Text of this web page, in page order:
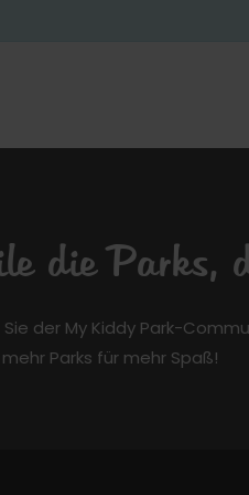
die Parks,
der My Kiddy Park-
Parks für mehr Spaß!